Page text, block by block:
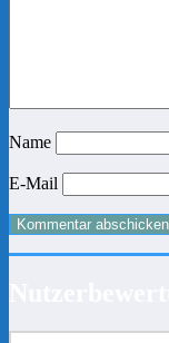
Name
E-Mail